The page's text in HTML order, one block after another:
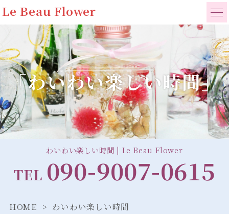
Le Beau Flower
「わいわい楽しい時間」
わいわい楽しい時間 | Le Beau Flower
TEL 090-9007-0615
HOME わいわい楽しい時間